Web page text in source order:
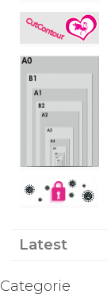
Latest
Categorie